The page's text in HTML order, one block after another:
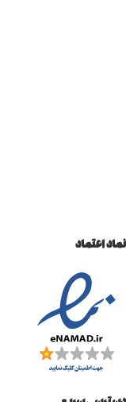
نماد اعتماد